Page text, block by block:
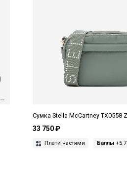
Сумка Stella McCartney TX0558
33 750 ₽
Плати частями Баллы+5